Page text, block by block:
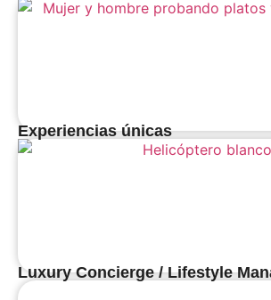
Experiencias únicas
Luxury Concierge / Lifestyle